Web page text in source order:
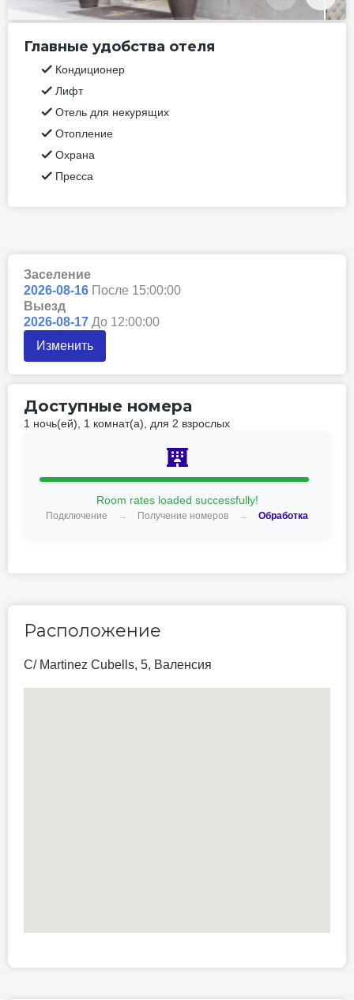
Главные удобства отеля
Кондиционер
Лифт
Отель для некурящих
Отопление
Охрана
Пресса
Заселение
2026-08-16 После 15:00:00
Выезд
2026-08-17 До 12:00:00
Изменить
Доступные номера
1 ночь(ей), 1 комнат(а), для 2 взрослых
Питание
Двухместный номер
кровать) (тип кровати
двуспальная кровать
Двухместный номер